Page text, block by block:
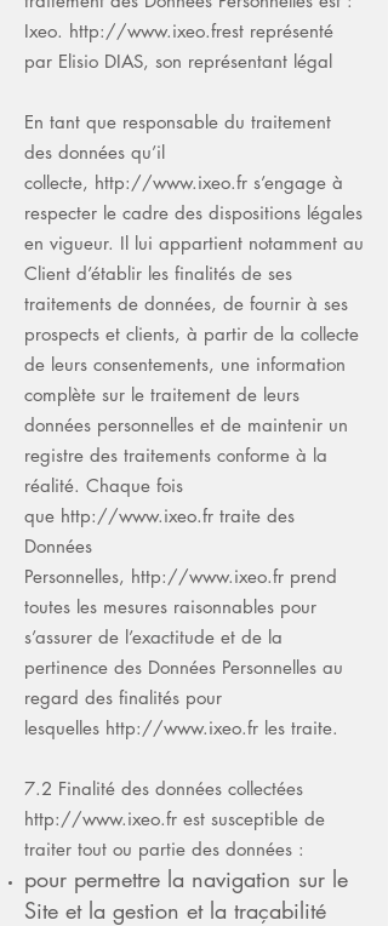
Ixeo. http://www.ixeo.frest représenté
par Elisio DIAS, son représentant légal
En tant que responsable du traitement
des données qu’il
collecte, http://www.ixeo.fr s’engage à
respecter le cadre des dispositions légales
en vigueur. Il lui appartient notamment au
Client d’établir les finalités de ses
traitements de données, de fournir à ses
prospects et clients, à partir de la collecte
de leurs consentements, une information
complète sur le traitement de leurs
données personnelles et de maintenir un
registre des traitements conforme à la
réalité. Chaque fois
que http://www.ixeo.fr traite des
Données
Personnelles, http://www.ixeo.fr prend
toutes les mesures raisonnables pour
s’assurer de l’exactitude et de la
pertinence des Données Personnelles au
regard des finalités pour
lesquelles http://www.ixeo.fr les traite.
7.2 Finalité des données collectées
http://www.ixeo.fr est susceptible de
traiter tout ou partie des données :
pour permettre la navigation sur le
Site et la gestion et la traçabilité